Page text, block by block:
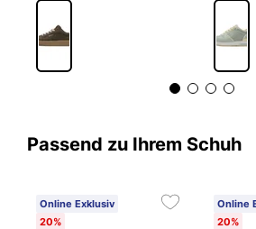
Passend zu Ihrem Schuh
Online Exklusiv
20%
Online
20%